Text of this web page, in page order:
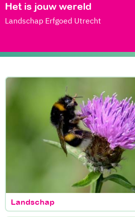
Het is jouw wereld
Landschap Erfgoed Utrecht
Landschap